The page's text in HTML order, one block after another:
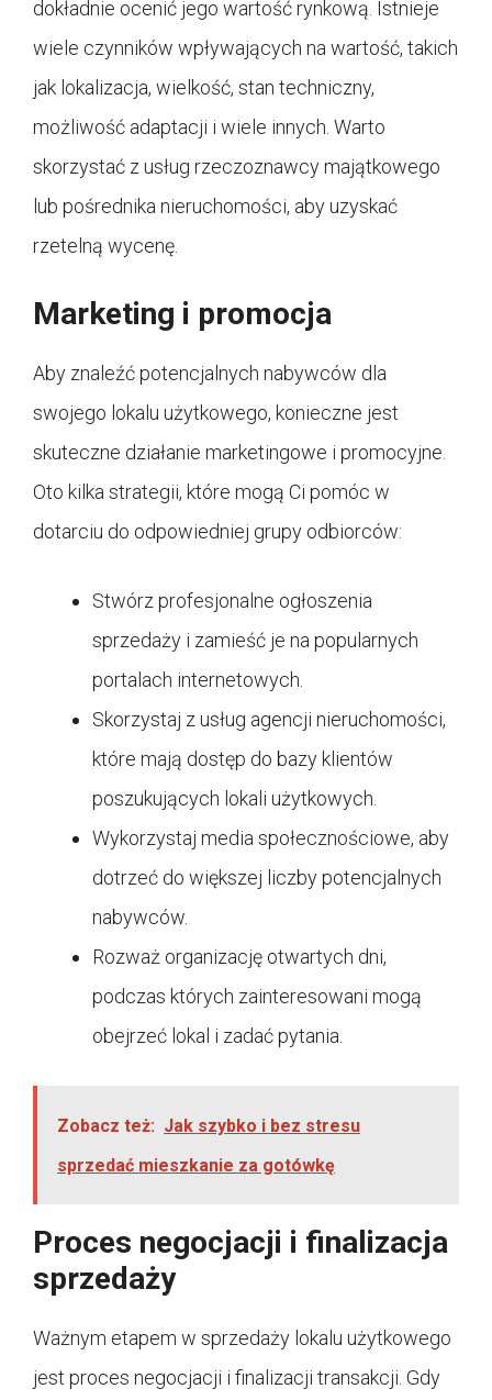
dokładnie ocenić jego wartość rynkową. Istnieje
wiele czynników wpływających na wartość, takich
jak lokalizacja, wielkość, stan techniczny,
możliwość adaptacji i wiele innych. Warto
skorzystać z usług rzeczoznawcy majątkowego
lub pośrednika nieruchomości, aby uzyskać
rzetelną wycenę.
Marketing i promocja
Aby znaleźć potencjalnych nabywców dla
swojego lokalu użytkowego, konieczne jest
skuteczne działanie marketingowe i promocyjne.
Oto kilka strategii, które mogą Ci pomóc w
dotarciu do odpowiedniej grupy odbiorców:
Stwórz profesjonalne ogłoszenia
sprzedaży i zamieść je na popularnych
portalach internetowych.
Skorzystaj z usług agencji nieruchomości,
które mają dostęp do bazy klientów
poszukujących lokali użytkowych.
Wykorzystaj media społecznościowe, aby
dotrzeć do większej liczby potencjalnych
nabywców.
Rozważ organizację otwartych dni,
podczas których zainteresowani mogą
obejrzeć lokal i zadać pytania.
Zobacz też: Jak szybko i bez stresu
sprzedać mieszkanie za gotówkę
Proces negocjacji i finalizacja
sprzedaży
Ważnym etapem w sprzedaży lokalu użytkowego
jest proces negocjacji i finalizacji transakcji. Gdy